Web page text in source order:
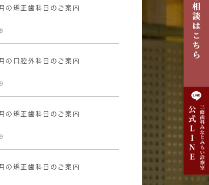
の矯正歯科日のご案内
の口腔外科日のご案内
の矯正歯科日のご案内
の矯正歯科日のご案内